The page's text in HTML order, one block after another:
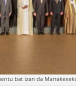
bat izan da